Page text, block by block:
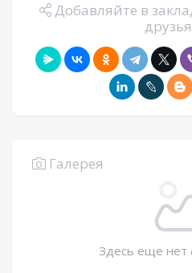
Добавляйте в
Галерея
Здесь еще нет